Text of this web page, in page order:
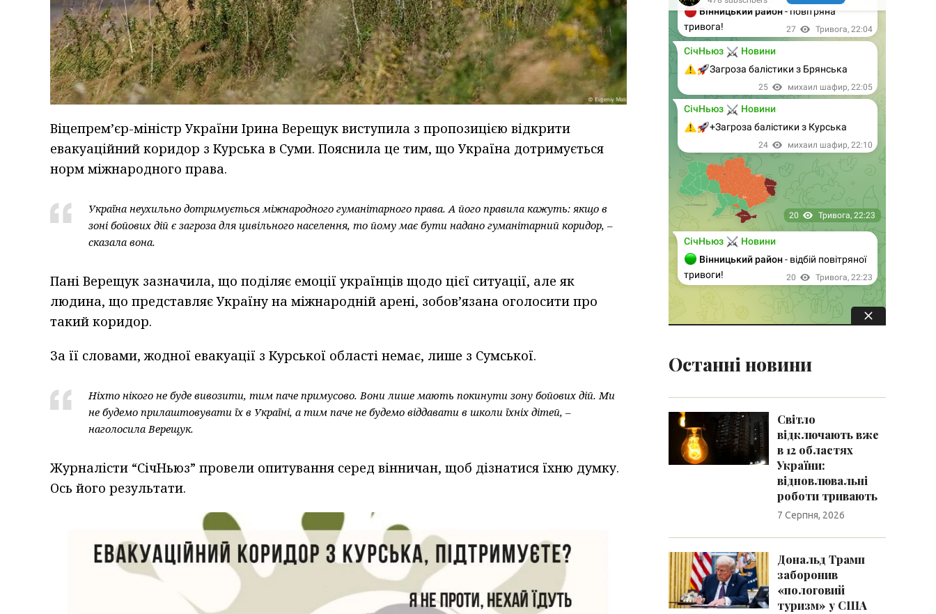
Віцепрем’єр-міністр України Ірина Верещук виступила з пропозицією відкрити
евакуаційний коридор з Курська в Суми. Пояснила це тим, що Україна дотримується
норм міжнародного права.
Україна неухильно дотримується міжнародного гуманітарного права. А його правила кажуть: якщо в
зоні бойових дій є загроза для цивільного населення, то йому має бути надано гуманітарний коридор, –
сказала вона.
Пані Верещук зазначила, що поділяє емоції українців щодо цієї ситуації, але як
людина, що представляє Україну на міжнародній арені, зобов’язана оголосити про
такий коридор.
За її словами, жодної евакуації з Курської області немає, лише з Сумської.
Ніхто нікого не буде вивозити, тим паче примусово. Вони лише мають покинути зону бойових дій. Ми
не будемо прилаштовувати їх в Україні, а тим паче не будемо віддавати в школи їхніх дітей, –
наголосила Верещук.
Журналісти “СічНьюз” провели опитування серед вінничан, щоб дізнатися їхню думку.
Ось його результати.
Останні новини
Світло
відключають вже
в 12 областях
України:
відновлювальні
роботи тривають
7 Серпня, 2026
Дональд Трамп
заборонив
«пологовий
туризм» у США